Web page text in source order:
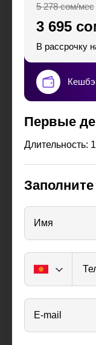
3 695
5 278 сом/мес
В рассрочку
Первые
Длительность:
Имя
E-mail